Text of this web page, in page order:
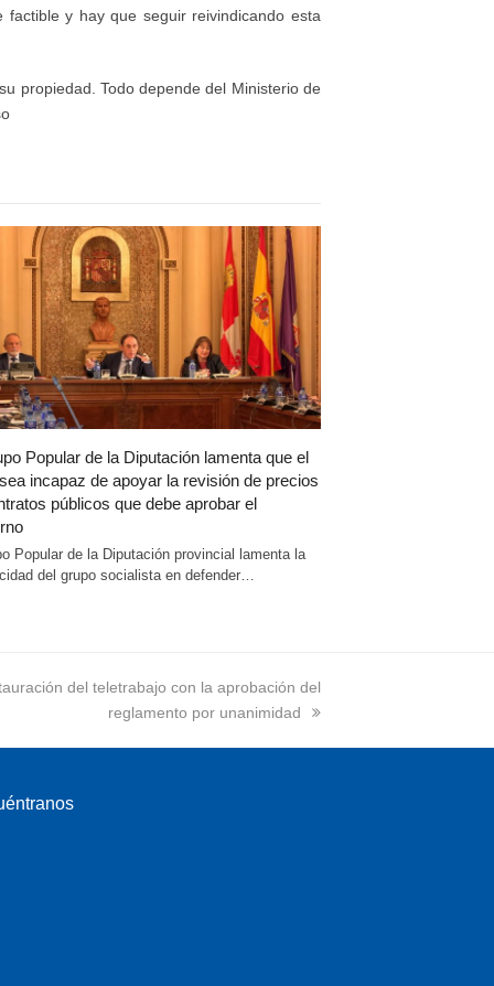
y hay que seguir reivindicando esta
propiedad. Todo depende del Ministerio de
Popular de la Diputación lamenta que el
incapaz de apoyar la revisión de precios
públicos que debe aprobar el
Popular de la Diputación provincial lamenta la
del grupo socialista en defender…
del teletrabajo con la aprobación del
reglamento por unanimidad